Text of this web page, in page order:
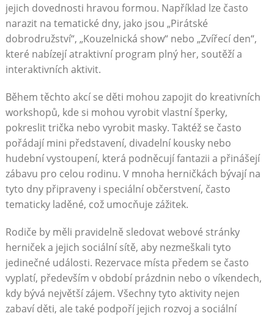
jejich dovednosti hravou formou. Například lze často
narazit na tematické dny, jako jsou „Pirátské
dobrodružství“, „Kouzelnická show“ nebo „Zvířecí den“,
které nabízejí atraktivní program plný her, soutěží a
interaktivních aktivit.
Během těchto akcí se děti mohou zapojit do kreativních
workshopů, kde si mohou vyrobit vlastní šperky,
pokreslit trička nebo vyrobit masky. Taktéž se často
pořádají mini představení, divadelní kousky nebo
hudební vystoupení, která podněcují fantazii a přinášejí
zábavu pro celou rodinu. V mnoha herničkách bývají na
tyto dny připraveny i speciální občerstvení, často
tematicky laděné, což umocňuje zážitek.
Rodiče by měli pravidelně sledovat webové stránky
herniček a jejich sociální sítě, aby nezmeškali tyto
jedinečné události. Rezervace místa předem se často
vyplatí, především v období prázdnin nebo o víkendech,
kdy bývá největší zájem. Všechny tyto aktivity nejen
zabaví děti, ale také podpoří jejich rozvoj a sociální